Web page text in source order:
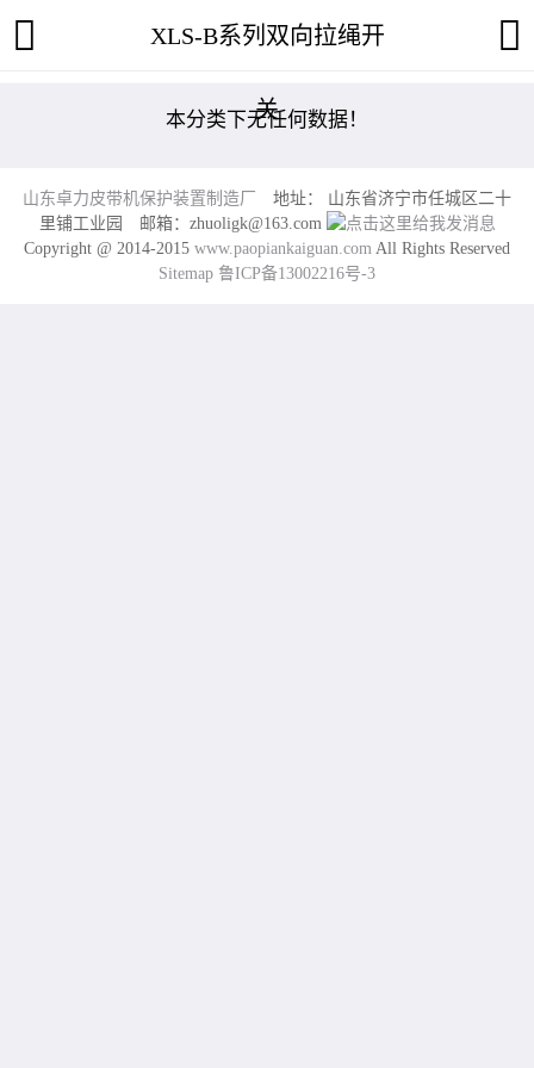
XLS-B系列双向拉绳开
关
本分类下无任何数据！
山东卓力皮带机保护装置制造厂
地址： 山东省济宁市任城区二十
里铺工业园 邮箱：zhuoligk@163.com
Copyright @ 2014-2015 www.paopiankaiguan.com All Rights Reserved
Sitemap 鲁ICP备13002216号-3